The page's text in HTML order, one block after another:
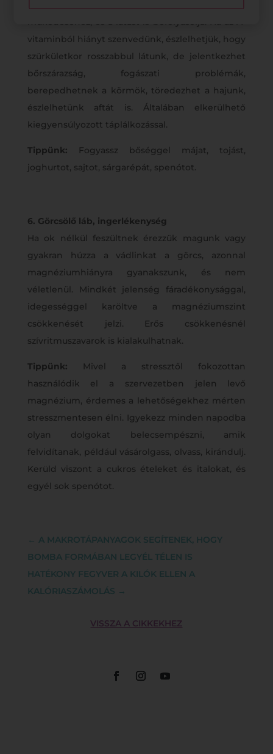
működéséhez, és a látást is befolyásolja. Ha az A-
vitaminból hiányt szenvedünk, észlelhetjük, hogy
szürkületkor rosszabbul látunk, de jelentkezhet
bőrszárazság, fogászati problémák,
berepedhetnek a körmök, töredezhet a hajunk,
észlelhetünk aftát is. Általában elkerülhető
kiegyensúlyozott táplálkozással.
Tippünk: Fogyassz bőséggel májat, tojást,
joghurtot, sajtot, sárgarépát, spenótot.
6. Görcsölő láb, ingerlékenység
Ha ok nélkül feszültnek érezzük magunk vagy
gyakran húzza a vádlinkat a görcs, azonnal
magnéziumhiányra gyanakszunk, és nem
véletlenül. Mindkét jelenség fáradékonysággal,
idegességgel karöltve a magnéziumszint
csökkenését jelzi. Erős csökkenésnél
szívritmuszavarok is kialakulhatnak.
Tippünk: Mivel a stressztől fokozottan
használódik el a szervezetben jelen levő
magnézium, érdemes a lehetőségekhez mérten
stresszmentesen élni. Igyekezz minden napodba
olyan dolgokat belecsempészni, amik
felvidítanak, például vásárolgass, olvass, kirándulj.
Kerüld viszont a cukros ételeket és italokat, és
egyél sok spenótot.
← A MAKROTÁPANYAGOK SEGÍTENEK, HOGY
BOMBA FORMÁBAN LEGYÉL TÉLEN IS
HATÉKONY FEGYVER A KILÓK ELLEN A
KALÓRIASZÁMOLÁS →
VISSZA A CIKKEKHEZ